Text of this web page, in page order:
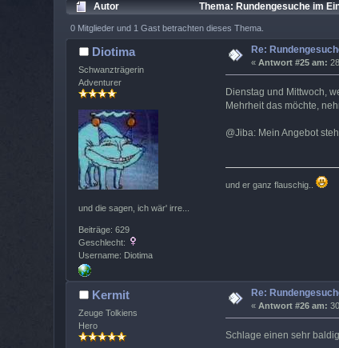
Autor Thema: Rundengesuche im
0 Mitglieder und 1 Gast betrachten dieses Thema.
Diotima
Schwanzträgerin
Adventurer
und die sagen, ich wär' irre...
Beiträge: 629
Geschlecht:
Username: Diotima
Re:
«Antwort #25 am:
Dienstag und Mittwoch,
Mehrheit das möchte,
@Jiba: Mein Angebot
und er ganz flauschig..
Kermit
Zeuge Tolkiens
Hero
Re:
«Antwort #26 am:
Schlage einen sehr